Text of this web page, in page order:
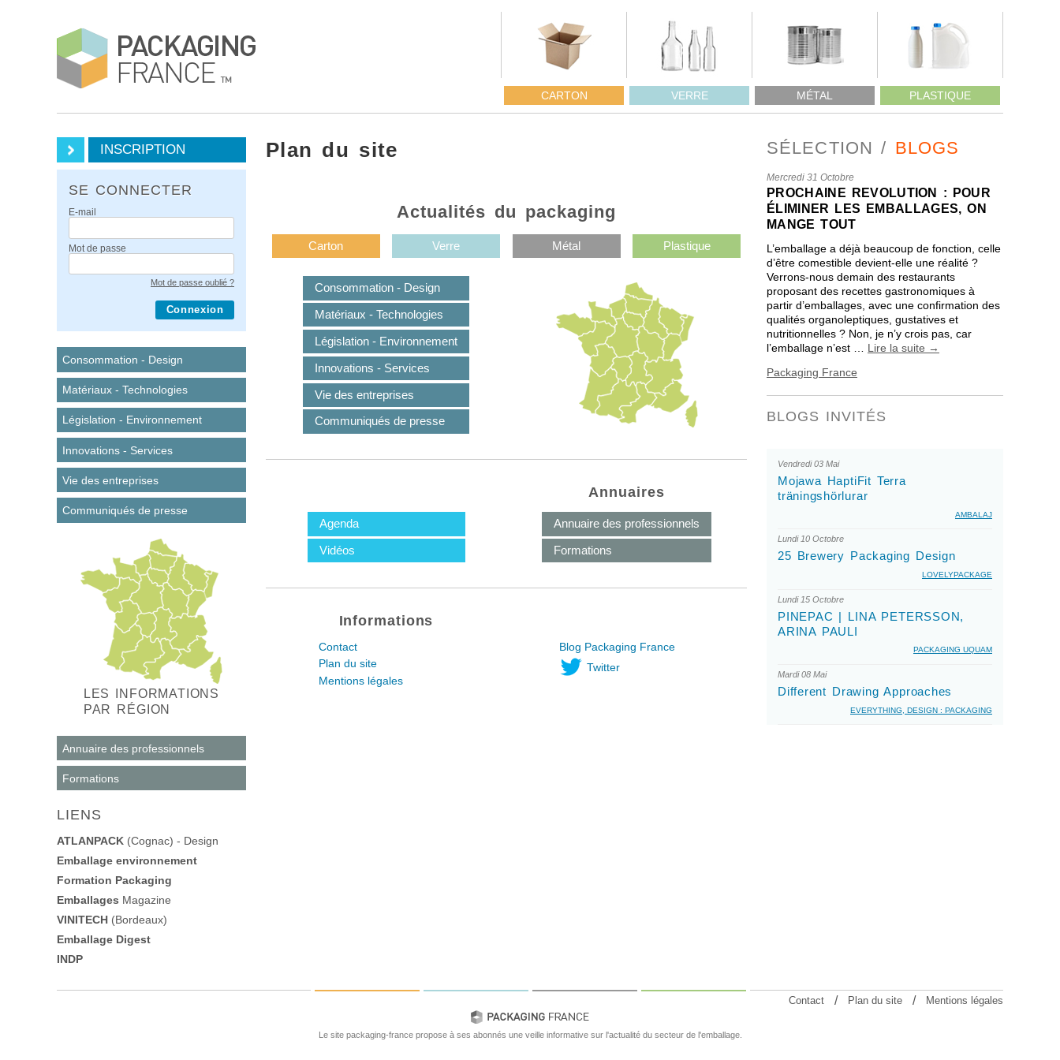
CARTON VERRE MÉTAL PLASTIQUE
INSCRIPTION
SE CONNECTER
E-mail
Mot de passe
Mot de passe oublié ?
Connexion
Consommation - Design
Matériaux - Technologies
Législation - Environnement
Innovations - Services
Vie des entreprises
Communiqués de presse
LES INFORMATIONS
PAR RÉGION
Annuaire des professionnels
Formations
LIENS
ATLANPACK (Cognac) - Design
Emballage environnement
Formation Packaging
Emballages Magazine
VINITECH (Bordeaux)
Emballage Digest
INDP
Plan du site
Actualités du packaging
Carton Verre Métal Plastique
Consommation - Design
Matériaux - Technologies
Législation - Environnement
Innovations - Services
Vie des entreprises
Communiqués de presse
Agenda
Vidéos
Annuaires
Annuaire des professionnels
Formations
Informations
Contact
Plan du site
Mentions légales
Blog Packaging France
Twitter
SÉLECTION BLOGS
PROCHAINE REVOLUTION : POUR
ÉLIMINER LES EMBALLAGES, ON
MANGE TOUT
Mercredi 31 Octobre
L’emballage a déjà beaucoup de fonction, celle
d’être comestible devient-elle une réalité ?
Verrons-nous demain des restaurants
proposant des recettes gastronomiques à
partir d’emballages, avec une confirmation des
qualités organoleptiques, gustatives et
nutritionnelles ? Non, je n’y crois pas, car
l’emballage n’est … Lire la suite →
Packaging France
BLOGS INVITÉS
Mojawa HaptiFit Terra
träningshörlurar
Vendredi 03 Mai
AMBALAJ
25 Brewery Packaging Design
Lundi 10 Octobre
LOVELYPACKAGE
PINEPAC | LINA PETERSSON,
ARINA PAULI
Lundi 15 Octobre
PACKAGING UQUAM
Different Drawing Approaches
Mardi 08 Mai
EVERYTHING, DESIGN : PACKAGING
Le site packaging-france propose à ses abonnés une veille informative sur l'actualité du secteur de l'emballage.
Contact Plan du site Mentions légales